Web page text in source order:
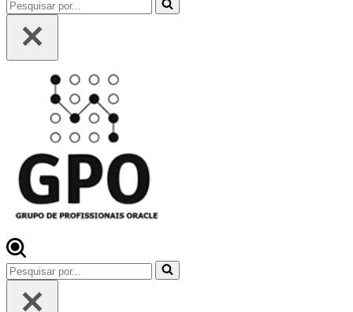
por...
Pesquisar
por...